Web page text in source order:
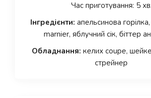
Час приготування: 5 хв.
Інгредієнти: апельсинова
marnier, яблучний сік, біттер
Обладнання: келих coupe,
стрейнер